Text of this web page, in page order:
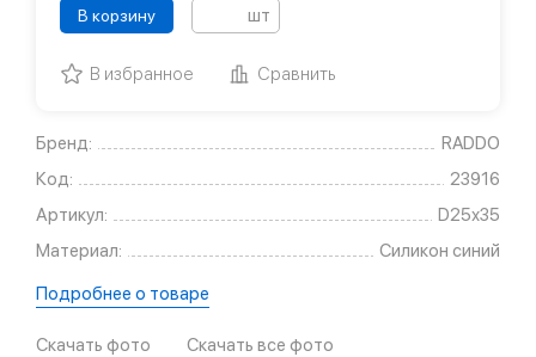
Бренд:
RADDO
Код:
23916
Артикул:
D25х35
Материал:
Силикон синий
Подробнее о товаре
Скачать фото Скачать все фото
В корзину шт
В избранное Сравнить